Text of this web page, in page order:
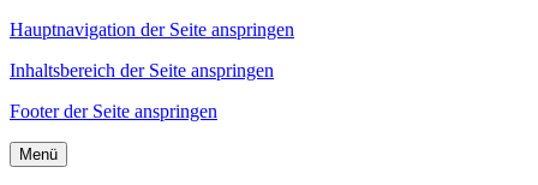
Hauptnavigation der Seite anspringen
Inhaltsbereich der Seite anspringen
Footer der Seite anspringen
Menü